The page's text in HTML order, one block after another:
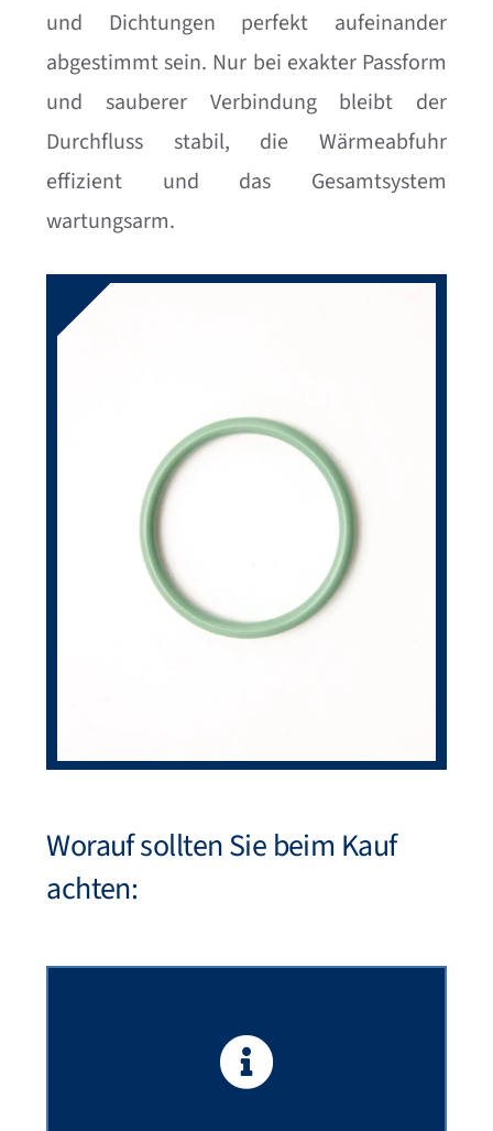
und Dichtungen perfekt aufeinander
abgestimmt sein. Nur bei exakter Passform
und sauberer Verbindung bleibt der
Durchfluss stabil, die Wärmeabfuhr
effizient und das Gesamtsystem
wartungsarm.
Worauf sollten Sie beim Kauf
achten: